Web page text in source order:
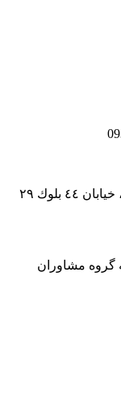
آنكارا ، چانكايا ، برليك محله ، خيابان ٤٤ بلوك ٢٩
گروه مشاوران